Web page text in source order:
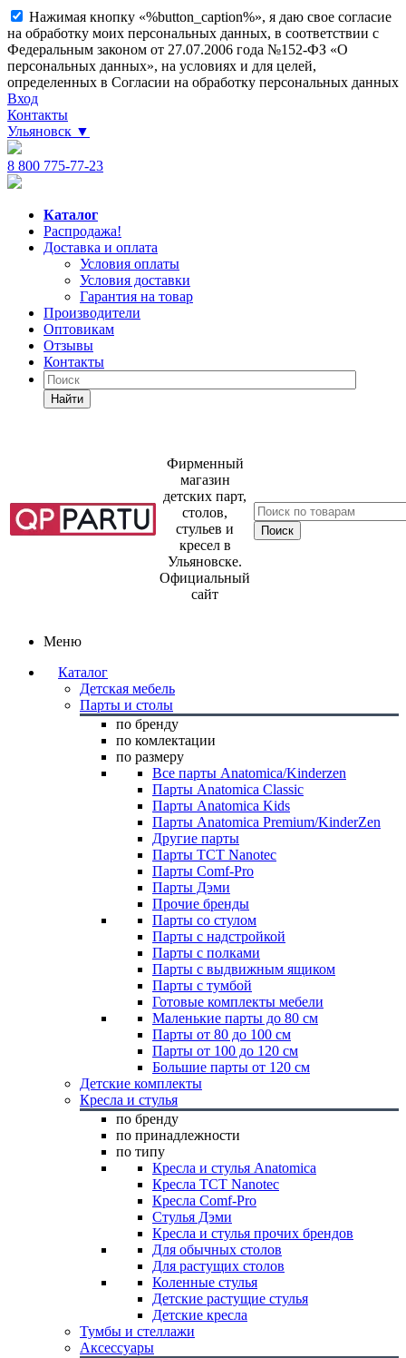
Нажимая кнопку «%button_caption%», я даю свое согласие
на обработку моих персональных данных, в соответствии с
Федеральным законом от 27.07.2006 года №152-ФЗ «О
персональных данных», на условиях и для целей,
определенных в Согласии на обработку персональных данных
Вход
Контакты
Ульяновск ▼
8 800 775-77-23
Каталог
Распродажа!
Доставка и оплата
Условия оплаты
Условия доставки
Гарантия на товар
Производители
Оптовикам
Отзывы
Контакты
Найти
Фирменный
магазин
детских парт,
столов,
стульев и
кресел в
Ульяновске.
Официальный
сайт
Меню
Каталог
Детская мебель
Парты и столы
по бренду
по комлектации
по размеру
Все парты Anatomica/Kinderzen
Парты Anatomica Classic
Парты Anatomica Kids
Парты Anatomica Premium/KinderZen
Другие парты
Парты TCT Nanotec
Парты Comf-Pro
Парты Дэми
Прочие бренды
Парты со стулом
Парты с надстройкой
Парты с полками
Парты с выдвижным ящиком
Парты с тумбой
Готовые комплекты мебели
Маленькие парты до 80 см
Парты от 80 до 100 см
Парты от 100 до 120 см
Большие парты от 120 см
Детские комплекты
Кресла и стулья
по бренду
по принадлежности
по типу
Кресла и стулья Anatomica
Кресла TCT Nanotec
Кресла Comf-Pro
Стулья Дэми
Кресла и стулья прочих брендов
Для обычных столов
Для растущих столов
Коленные стулья
Детские растущие стулья
Детские кресла
Тумбы и стеллажи
Аксессуары